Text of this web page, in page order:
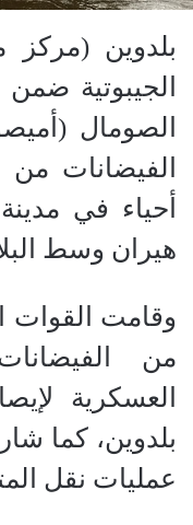
بلدوين (مركز
الجيبوتية ضمن
الصومال
الفيضانات
أحياء في
هيران وسط
وقامت القوات
من
العسكرية
بلدوين، كما
عمليات نقل